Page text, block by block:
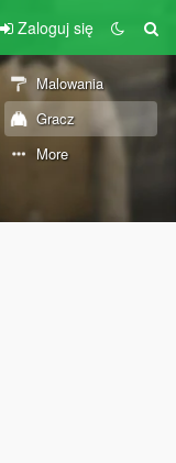
Zaloguj się
Malowania
Gracz
More